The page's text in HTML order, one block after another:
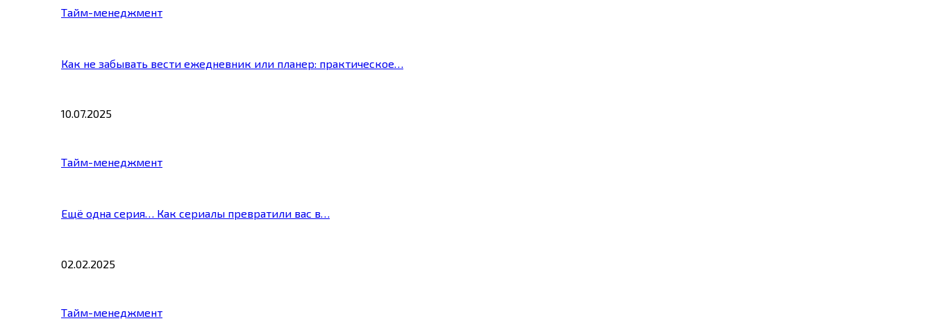
Тайм-менеджмент
Как не забывать вести ежедневник или планер: практическое…
10.07.2025
Тайм-менеджмент
Ещё одна серия… Как сериалы превратили вас в…
02.02.2025
Тайм-менеджмент